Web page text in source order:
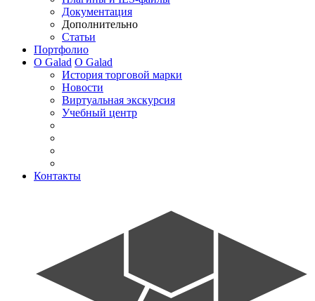
Документация
Дополнительно
Статьи
Портфолио
О Galad О Galad
История торговой марки
Новости
Виртуальная экскурсия
Учебный центр
Контакты